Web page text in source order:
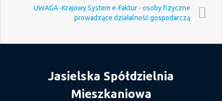
UWAGA -Krajowy System e-Faktur - osoby fizyczne
prowadzące działalność gospodarczą
Jasielska Spółdzielnia
Mieszkaniowa